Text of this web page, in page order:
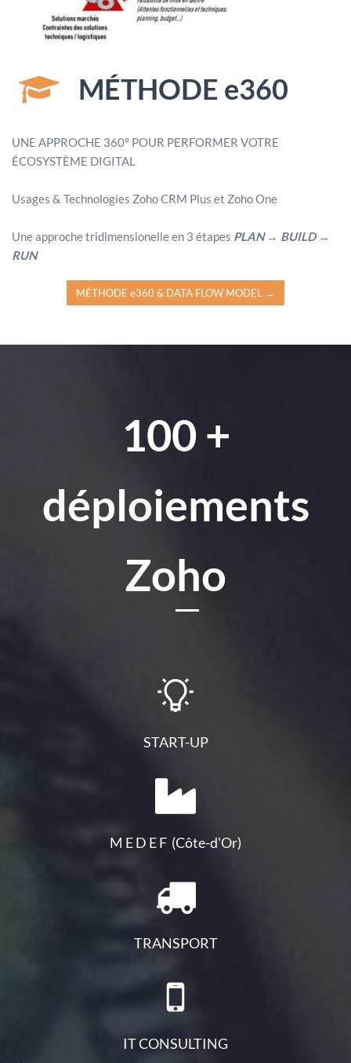
MÉTHODE e360
UNE APPROCHE 360° POUR PERFORMER VOTRE
ÉCOSYSTÈME DIGITAL
Usages & Technologies Zoho CRM Plus et Zoho One
Une approche tridimensionelle en 3 étapes PLAN → BUILD →
RUN
MÉTHODE e360 & DATA FLOW MODEL →
100 +
déploiements
Zoho
START-UP
M E D E F (Côte-d'Or)
TRANSPORT
IT CONSULTING